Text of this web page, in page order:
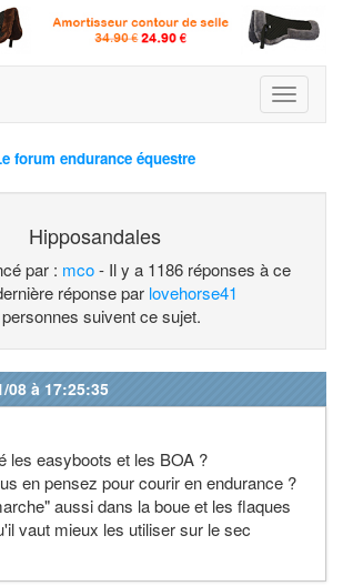
Toggle
forum endurance équestre
Hipposandales
par : mco- Il y a 1186 réponses à ce
réponse par lovehorse41
suivent ce sujet.
08 à 17:25:35
les easyboots et les BOA ?
en pensez pour courir en endurance ?
aussi dans la boue et les flaques
vaut mieux les utiliser sur le sec